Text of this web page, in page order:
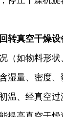
转真空干燥
（如物料形状
湿量、密度、
温、经真空